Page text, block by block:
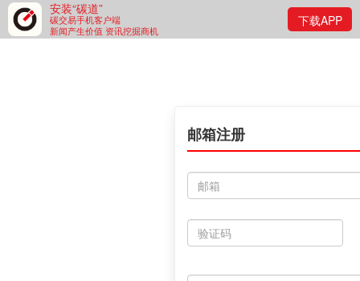
安装“碳道”
碳交易手机客户端
新闻产生价值 资讯挖掘商机
下载APP
邮箱注册